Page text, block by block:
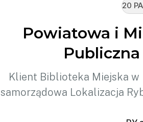
20
Powiatowa i
Klient Biblioteka Miejska w
samorządowa Lokalizacja